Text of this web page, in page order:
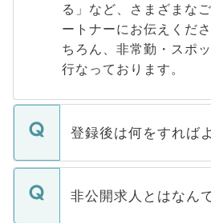
る」など、さまざまな
ートナーにお伝えくだ
ちろん、非常勤・スポ
行なっております。
登録後は何をすれば
ご登録いただきました
登録内容を確認し、そ
非公開求人とはなん